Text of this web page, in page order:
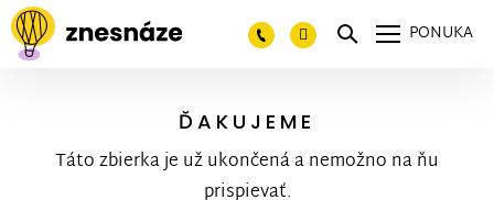
PONUKA
ĎAKUJEME
Táto zbierka je už ukončená a nemožno na ňu
prispievať.